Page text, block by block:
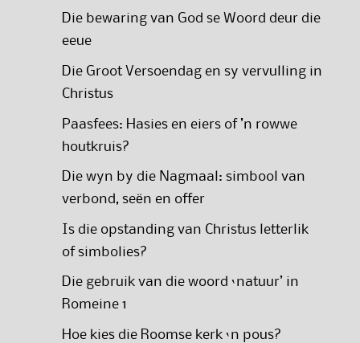
Die bewaring van God se Woord deur die
eeue
Die Groot Versoendag en sy vervulling in
Christus
Paasfees: Hasies en eiers of ’n rowwe
houtkruis?
Die wyn by die Nagmaal: simbool van
verbond, seën en offer
Is die opstanding van Christus letterlik
of simbolies?
Die gebruik van die woord ‘natuur’ in
Romeine 1
Hoe kies die Roomse kerk ‘n pous?